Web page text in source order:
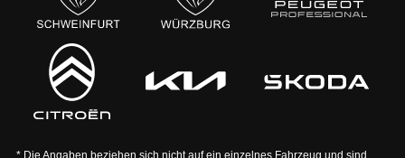
* Die Angaben beziehen sich nicht auf ein einzelnes Fahrzeug und sind